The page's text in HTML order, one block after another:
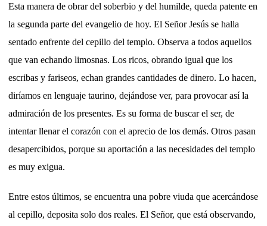
Esta manera de obrar del soberbio y del humilde, queda patente en
la segunda parte del evangelio de hoy. El Señor Jesús se halla
sentado enfrente del cepillo del templo. Observa a todos aquellos
que van echando limosnas. Los ricos, obrando igual que los
escribas y fariseos, echan grandes cantidades de dinero. Lo hacen,
diríamos en lenguaje taurino, dejándose ver, para provocar así la
admiración de los presentes. Es su forma de buscar el ser, de
intentar llenar el corazón con el aprecio de los demás. Otros pasan
desapercibidos, porque su aportación a las necesidades del templo
es muy exigua.
Entre estos últimos, se encuentra una pobre viuda que acercándose
al cepillo, deposita solo dos reales. El Señor, que está observando,